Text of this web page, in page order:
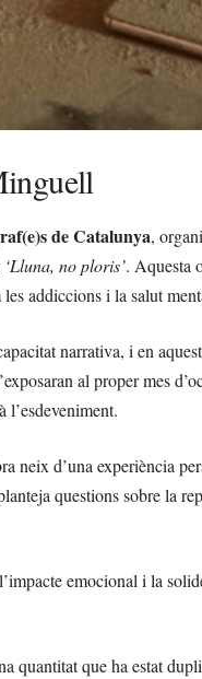
de Catalunya,
‘Lluna, no ploris’. Aquesta
addiccions i la salut
narrativa, i en
al proper mes
l’esdeveniment.
neix d’una experiència
questions sobre la
emocional i la
que ha estat